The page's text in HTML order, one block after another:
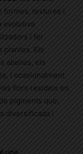
formes, textures i
evolutiva
i fer
plantes. Els
abelles, els
i ocasionalment
flors resideix en
pigments que,
diversificada i
una